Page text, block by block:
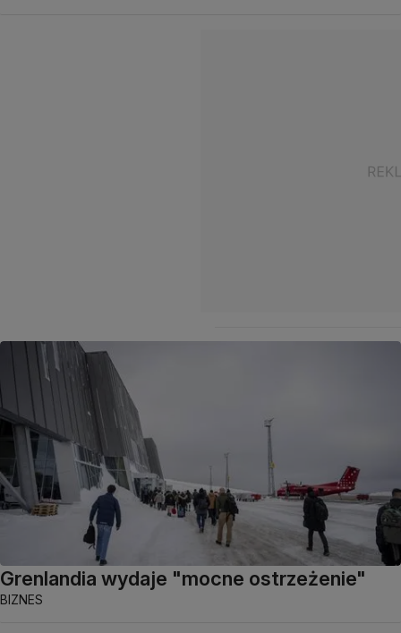
Grenlandia wydaje "mocne ostrzeżenie"
BIZNES